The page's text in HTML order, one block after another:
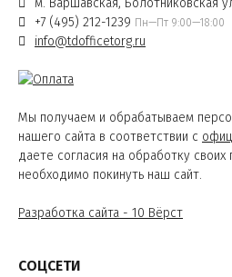
м. Варшавская, Болотниковская
+7 (495) 212-1239 Пн—Пт 9:00—18:00
info@tdofficetorg.ru
Мы получаем и обрабатываем
нашего сайта в соответствии с
даете согласия на обработку
необходимо покинуть наш сайт.
Разработка сайта - 10 Вёрст
СОЦСЕТИ